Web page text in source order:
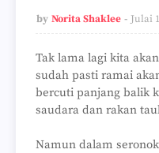
by Norita Shaklee Julai
Tak lama lagi kita
sudah pasti ramai
bercuti panjang balik
saudara dan rakan
Namun dalam